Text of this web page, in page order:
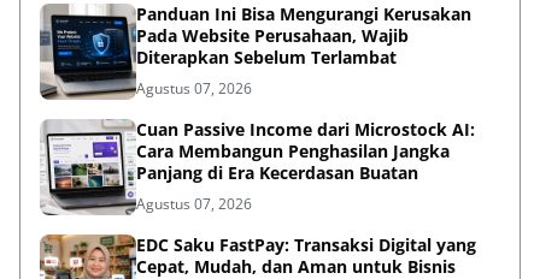
Panduan Ini Bisa Mengurangi Kerusakan
Pada Website Perusahaan, Wajib
Diterapkan Sebelum Terlambat
Agustus 07, 2026
Cuan Passive Income dari Microstock AI:
Cara Membangun Penghasilan Jangka
Panjang di Era Kecerdasan Buatan
Agustus 07, 2026
EDC Saku FastPay: Transaksi Digital yang
Cepat, Mudah, dan Aman untuk Bisnis